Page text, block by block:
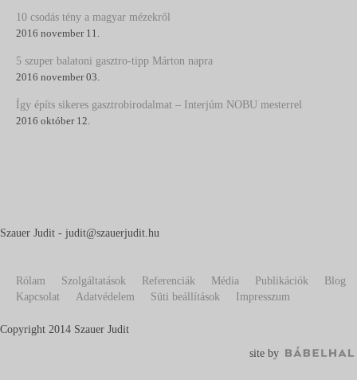
10 csodás tény a magyar mézekről
2016 november 11.
5 szuper balatoni gasztro-tipp Márton napra
2016 november 03.
Így építs sikeres gasztrobirodalmat – Interjúm NOBU mesterrel
2016 október 12.
Szauer Judit - judit@szauerjudit.hu
Rólam Szolgáltatások Referenciák Média Publikációk
Blog
Kapcsolat
Adatvédelem Süti beállítások Impresszum
Copyright 2014 Szauer Judit
site by